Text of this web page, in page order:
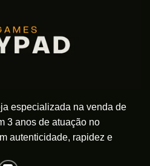
especializada na venda de
3 anos de atuação no
autenticidade, rapidez e